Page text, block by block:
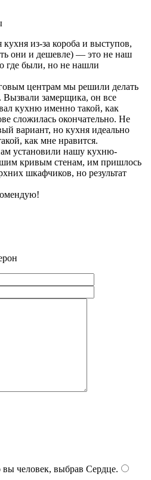
из-за короба и выступов,
они и дешевле) — это не наш
где были, но не нашли
центрам мы решили делать
Вызвали замерщика, он все
кухню именно такой, как
сложилась окончательно. Не
вариант, но кухня идеально
как мне нравится.
установили нашу кухню-
кривым стенам, им пришлось
шкафчиков, но результат
человек, выбрав Сердце.